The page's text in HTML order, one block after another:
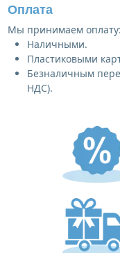
Оплата
Мы принимаем оплату:
Наличными.
Пластиковыми
Безналичным
НДС).